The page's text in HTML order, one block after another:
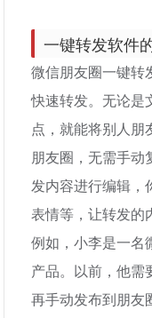
一键转发软件
微信朋友圈一键转
快速转发。无论是
点，就能将别人朋
朋友圈，无需手
发内容进行编辑，
表情等，让转发的
例如，小李是一名
产品。以前，他需
再手动发布到朋友